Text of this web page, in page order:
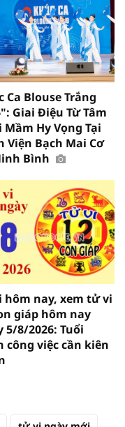
Ca Blouse Trắng
Giai Điệu Từ Tâm
Mầm Hy Vọng Tại
Viện Bạch Mai Cơ
Bình
hôm nay, xem tử vi
giáp hôm nay
5/8/2026: Tuổi
công việc cần kiên